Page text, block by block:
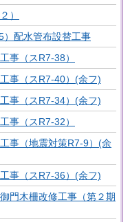
）
）配水管布設替工事
事（スR7-38）
事（スR7-40）(余フ)
事（スR7-34）(余フ)
事（スR7-32）
事（地震対策R7-9）(余
事（スR7-36）(余フ)
門木柵改修工事（第２期